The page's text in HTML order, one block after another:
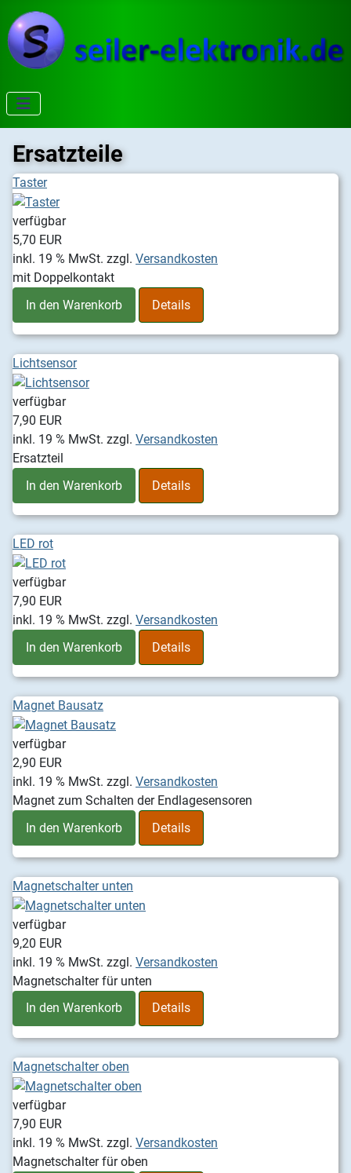
Ersatzteile
Taster
verfügbar
5,70 EUR
inkl. 19 % MwSt. zzgl. Versandkosten
mit Doppelkontakt
In den Warenkorb
Details
Lichtsensor
verfügbar
7,90 EUR
inkl. 19 % MwSt. zzgl. Versandkosten
Ersatzteil
In den Warenkorb
Details
LED rot
verfügbar
7,90 EUR
inkl. 19 % MwSt. zzgl. Versandkosten
In den Warenkorb
Details
Magnet Bausatz
verfügbar
2,90 EUR
inkl. 19 % MwSt. zzgl. Versandkosten
Magnet zum Schalten der Endlagesensoren
In den Warenkorb
Details
Magnetschalter unten
verfügbar
9,20 EUR
inkl. 19 % MwSt. zzgl. Versandkosten
Magnetschalter für unten
In den Warenkorb
Details
Magnetschalter oben
verfügbar
7,90 EUR
inkl. 19 % MwSt. zzgl. Versandkosten
Magnetschalter für oben